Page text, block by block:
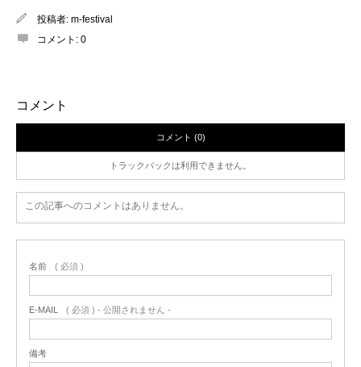
投稿者: m-festival
コメント: 0
コメント
コメント (0)
トラックバックは利用できません。
この記事へのコメントはありません。
名前 ( 必須 )
E-MAIL ( 必須 ) - 公開されません -
備考